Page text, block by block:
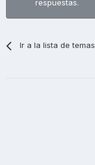
respuestas.
Ir a la lista de temas